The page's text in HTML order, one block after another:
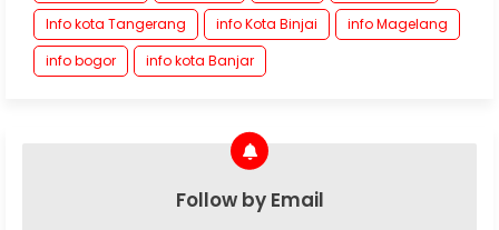
Info kota Tangerang
info Kota Binjai
info Magelang
info bogor
info kota Banjar
Follow by Email